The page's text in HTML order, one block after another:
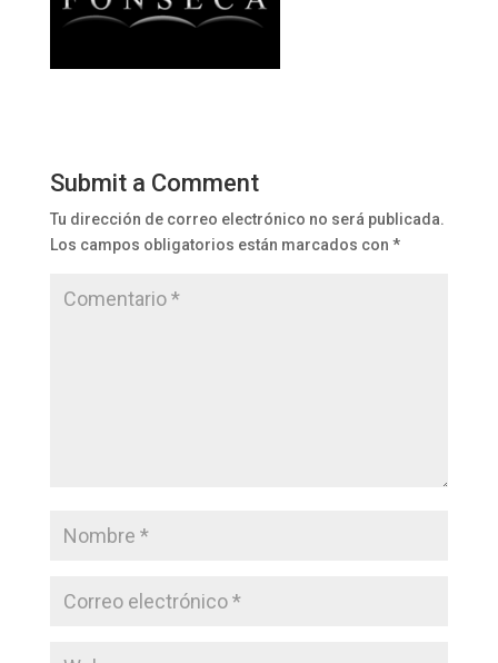
Submit a Comment
Tu dirección de correo electrónico no será publicada.
Los campos obligatorios están marcados con *